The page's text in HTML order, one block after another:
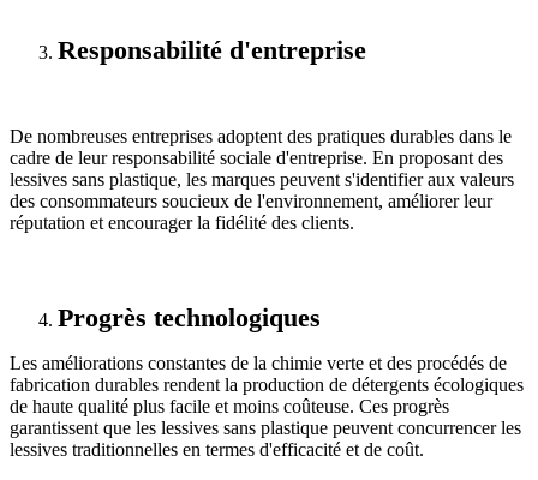
Responsabilité d'entreprise
De nombreuses entreprises adoptent des pratiques durables dans le
cadre de leur responsabilité sociale d'entreprise. En proposant des
lessives sans plastique, les marques peuvent s'identifier aux valeurs
des consommateurs soucieux de l'environnement, améliorer leur
réputation et encourager la fidélité des clients.
Progrès technologiques
Les améliorations constantes de la chimie verte et des procédés de
fabrication durables rendent la production de détergents écologiques
de haute qualité plus facile et moins coûteuse. Ces progrès
garantissent que les lessives sans plastique peuvent concurrencer les
lessives traditionnelles en termes d'efficacité et de coût.